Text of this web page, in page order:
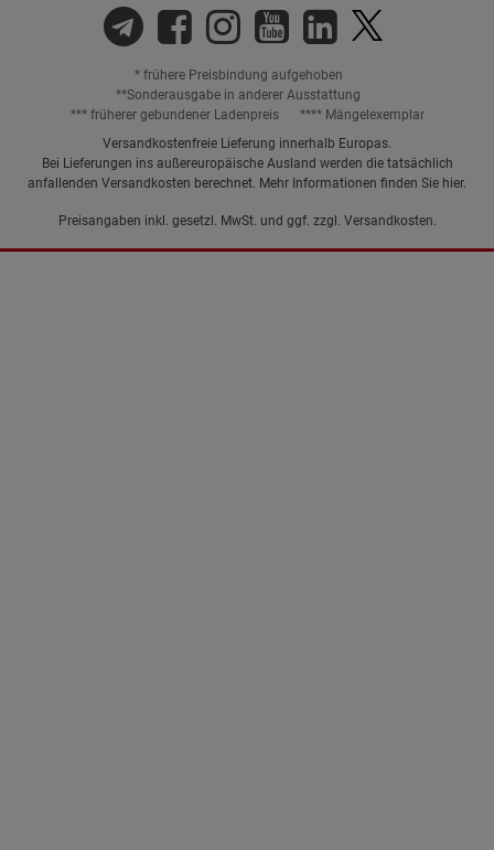
* frühere Preisbindung aufgehoben
**Sonderausgabe in anderer Ausstattung
*** früherer gebundener Ladenpreis
**** Mängelexemplar
Versandkostenfreie Lieferung innerhalb Europas.
Bei Lieferungen ins außereuropäische Ausland werden die tatsächlich
anfallenden Versandkosten berechnet. Mehr Informationen finden Sie hier.
Preisangaben inkl. gesetzl. MwSt. und ggf. zzgl. Versandkosten.